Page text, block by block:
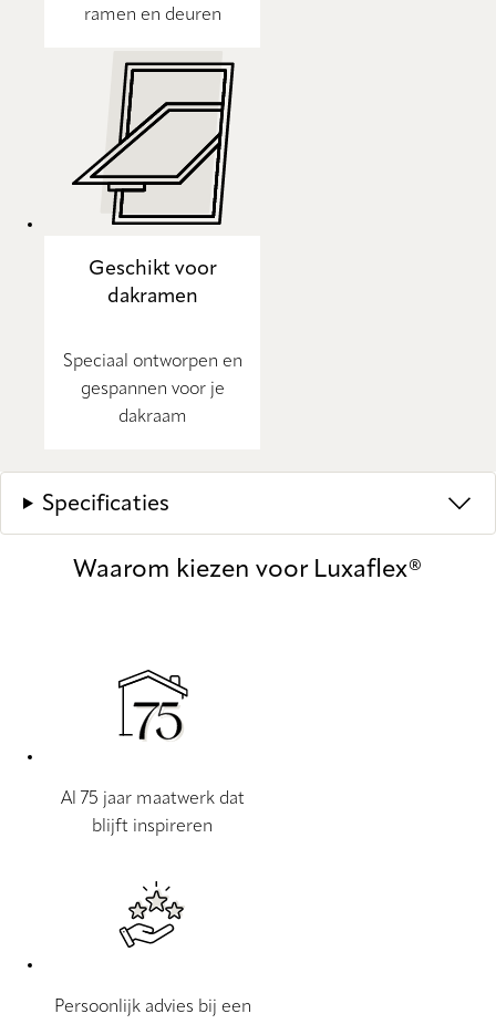
ramen en deuren
Geschikt voor
dakramen
Speciaal ontworpen en
gespannen voor je
dakraam
Specificaties
Waarom kiezen voor Luxaflex®
Al 75 jaar maatwerk dat
blijft inspireren
Persoonlijk advies bij een